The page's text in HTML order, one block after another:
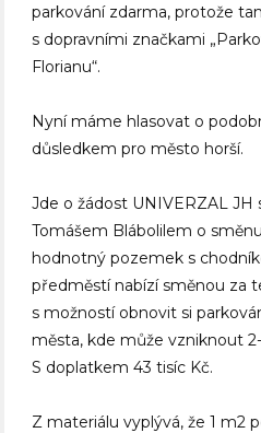
parkování zdarma, protože
s dopravními značkami
Florianu“.
Nyní máme hlasovat o
důsledkem pro město horší.
Jde o žádost UNIVERZAL JH
Tomášem Blábolilem o
hodnotný pozemek s
předměstí nabízí směnou za
s možností obnovit si
města, kde může vzniknout
S doplatkem 43 tisíc Kč.
Z materiálu vyplývá, že 1 m2